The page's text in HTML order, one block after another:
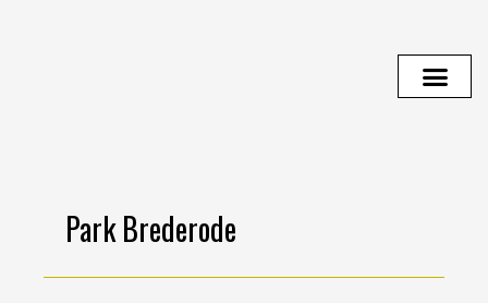
Park Brederode